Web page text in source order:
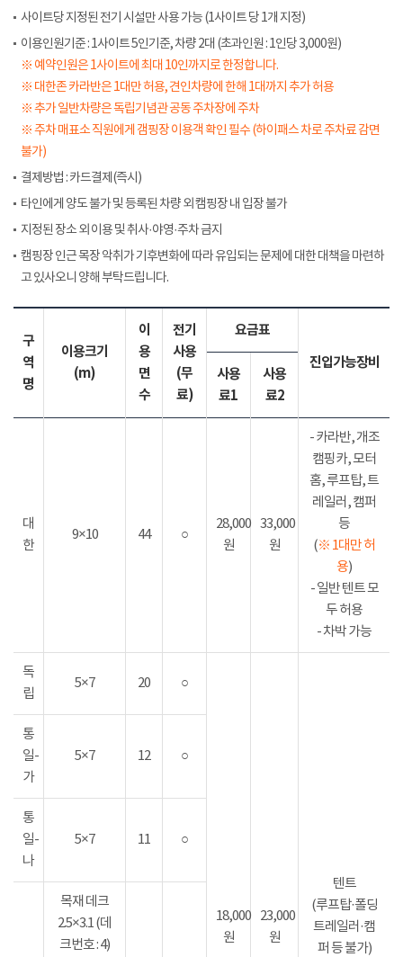
사이트당 지정된 전기 시설만 사용 가능 (1사이트 당 1개 지정)
이용인원기준 : 1사이트 5인기준, 차량 2대 (초과인원 : 1인당 3,000원)
※ 예약인원은 1사이트에 최대 10인까지로 한정합니다.
※ 대한존 카라반은 1대만 허용, 견인차량에 한해 1대까지 추가 허용
※ 추가 일반차량은 독립기념관 공동 주차장에 주차
※ 주차 매표소 직원에게 갬핑장 이용객 확인 필수 (하이패스 차로 주차료 감면
불가)
결제방법 : 카드결제(즉시)
타인에게 양도 불가 및 등록된 차량 외 캠핑장 내 입장 불가
지정된 장소 외 이용 및 취사·야영·주차 금지
캠핑장 인근 목장 악취가 기후변화에 따라 유입되는 문제에 대한 대책을 마련하
고 있사오니 양해 부탁드립니다.
구
역
명
이용크기
(m)
이
용
면
수
전기
사용
(무
료)
요금표
진입가능장비
사용
료1
사용
료2
대
한
9×10 44 ○
28,000
원
33,000
원
- 카라반, 개조
캠핑카, 모터
홈, 루프탑, 트
레일러, 캠퍼
등
(※ 1대만 허
용)
- 일반 텐트 모
두 허용
- 차박 가능
독
립
5×7 20 ○
18,000
원
23,000
원
텐트
(루프탑·폴딩
트레일러·캠
퍼 등 불가)
통
일-
가
5×7 12 ○
통
일-
나
5×7 11 ○
목재 데크
2.5×3.1 (데
크번호 : 4)